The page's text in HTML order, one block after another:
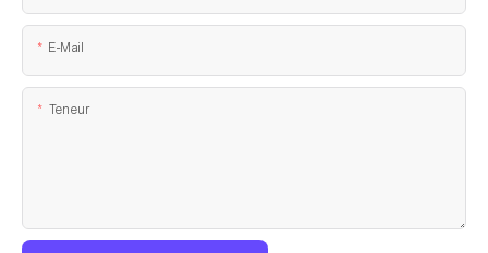
E-Mail
Teneur